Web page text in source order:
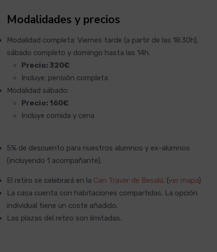
Modalidades y precios
Modalidad completa: Viernes tarde (a partir de las 18:30h),
sábado completo y domingo hasta las 14h.
Precio: 320€
Incluye: pensión completa
Modalidad sábado:
Precio: 160€
Incluye comida y cena
5% de descuento para nuestros alumnos y ex-alumnos
(incluyendo 1 acompañante).
El retiro se celebrará en la Can Traver de Besalú. (ver mapa)
La casa cuenta con habitaciones compartidas. La opción
individual tiene un coste añadido.
Las plazas del retiro son limitadas.